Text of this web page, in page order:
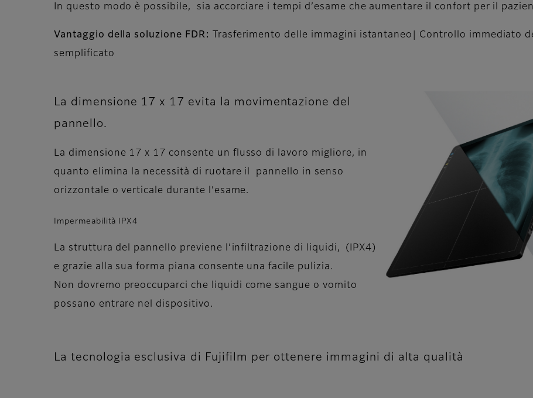
In questo modo è possibile, sia accorciare i tempi d’esame che aumentare il confort per il
Vantaggio della soluzione FDR:
Trasferimento delle immagini istantaneo| Controllo immediato
semplificato
La dimensione 17 x 17 evita la movimentazione del
pannello.
La dimensione 17 x 17 consente un flusso di lavoro migliore, in
quanto elimina la necessità di ruotare il pannello in senso
orizzontale o verticale durante l’esame.
Impermeabilità IPX4
La struttura del pannello previene l’infiltrazione di liquidi, (IPX4)
e grazie alla sua forma piana consente una facile pulizia.
Non dovremo preoccuparci che liquidi come sangue o vomito
possano entrare nel dispositivo.
La tecnologia esclusiva di Fujifilm per ottenere immagini di alta qualità